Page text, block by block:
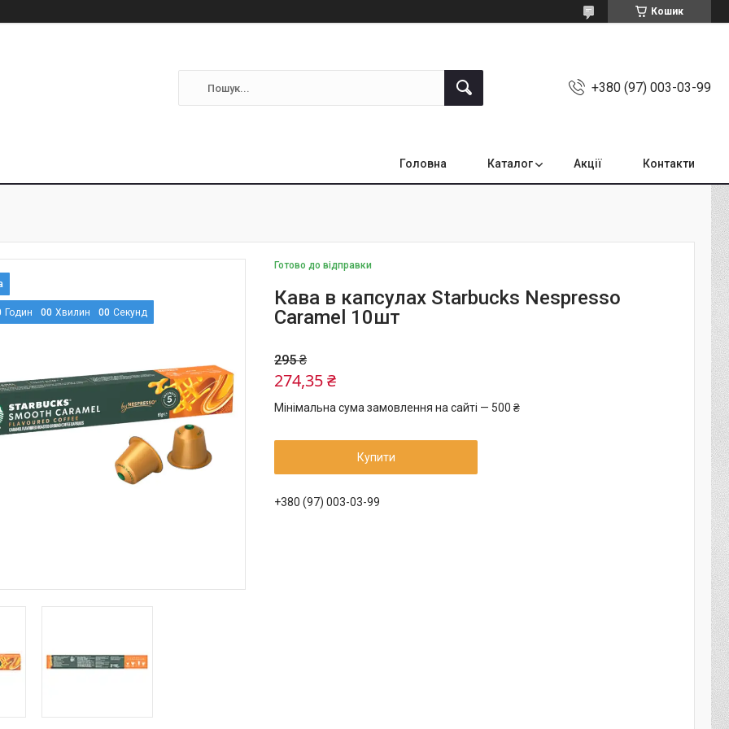
Кошик
+380 (97) 003-03-99
Головна Каталог Акції Контакти
Годин 00 Хвилин 00 Секунд
Готово до відправки
Кава в капсулах Starbucks Nespresso
Caramel 10шт
295 ₴
274,35 ₴
Мінімальна сума замовлення на сайті — 500 ₴
Купити
+380 (97) 003-03-99